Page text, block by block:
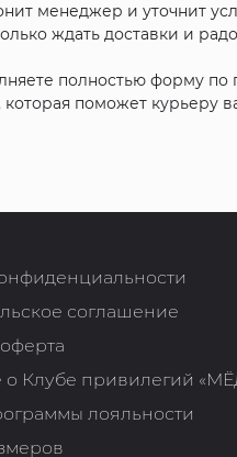
менеджер и уточнит
ждать доставки и
полностью форму по
поможет курьеру
соглашение
Клубе привилегий
лояльности